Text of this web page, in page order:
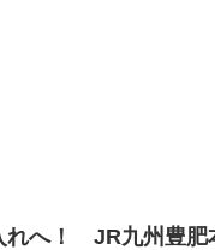
れへ！ JR九州豊肥